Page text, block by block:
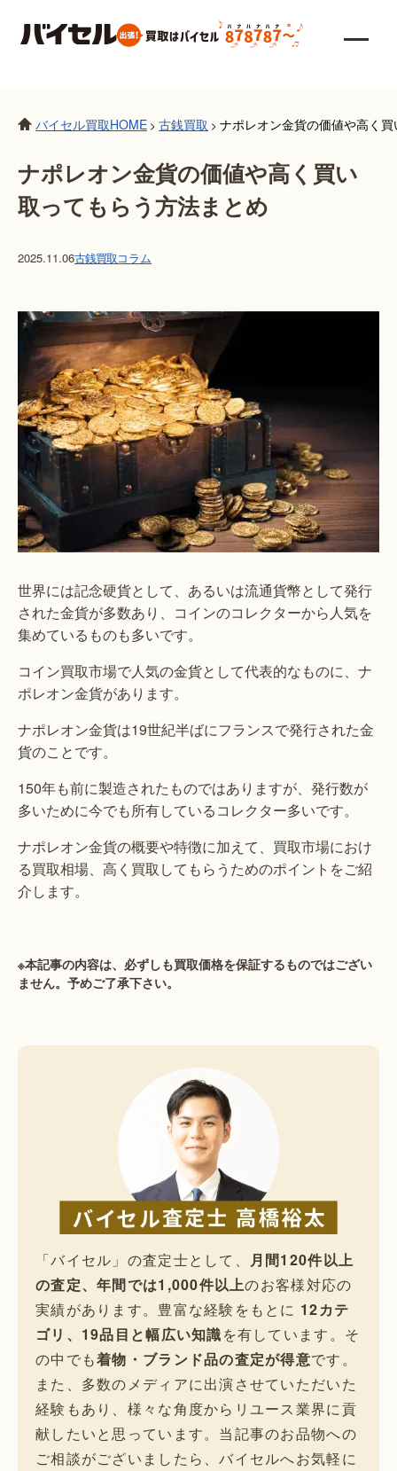
バイセル買取HOME > 古銭買取 > ナポレオン金貨の価値や高く
ナポレオン金貨の価値や高く買い
取ってもらう方法まとめ
2025.11.06古銭買取コラム
世界には記念硬貨として、あるいは流通貨幣として発行
された金貨が多数あり、コインのコレクターから人気を
集めているものも多いです。
コイン買取市場で人気の金貨として代表的なものに、ナ
ポレオン金貨があります。
ナポレオン金貨は19世紀半ばにフランスで発行された金
貨のことです。
150年も前に製造されたものではありますが、発行数が
多いために今でも所有しているコレクター多いです。
ナポレオン金貨の概要や特徴に加えて、買取市場におけ
る買取相場、高く買取してもらうためのポイントをご紹
介します。
※本記事の内容は、必ずしも買取価格を保証するものではござい
ません。予めご了承下さい。
「バイセル」の査定士として、
月間120件以上
の査定、年間では1,000件以上のお客様対応の
実績があります。豊富な経験をもとに 12カテ
ゴリ、19品目と幅広い知識を有しています。そ
の中でも着物・ブランド品の査定が得意です。
また、多数のメディアに出演させていただいた
経験もあり、様々な角度からリユース業界に貢
献したいと思っています。当記事のお品物への
ご相談がございましたら、バイセルへお気軽に